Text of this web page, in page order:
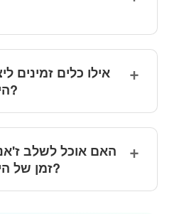
אילו כלים זמינים
היסטוריית מוזיקה?
האם אוכל לשלב
זמן של היסטוריית מוזיקה?